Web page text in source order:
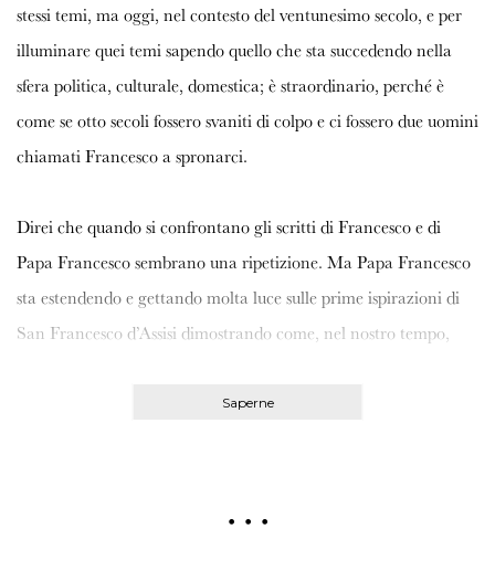
stessi temi, ma oggi, nel contesto del ventunesimo secolo, e per
illuminare quei temi sapendo quello che sta succedendo nella
sfera politica, culturale, domestica; è straordinario, perché è
come se otto secoli fossero svaniti di colpo e ci fossero due uomini
chiamati Francesco a spronarci.
Direi che quando si confrontano gli scritti di Francesco e di
Papa Francesco sembrano una ripetizione. Ma Papa Francesco
sta estendendo e gettando molta luce sulle prime ispirazioni di
San Francesco d’Assisi dimostrando come, nel nostro tempo,
Saperne
…